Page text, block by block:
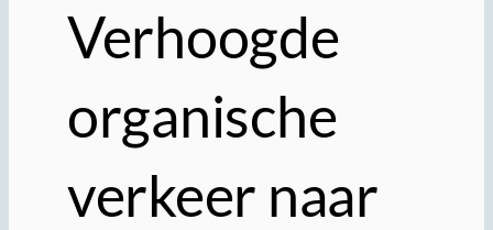
Verhoogde
organische
verkeer naar